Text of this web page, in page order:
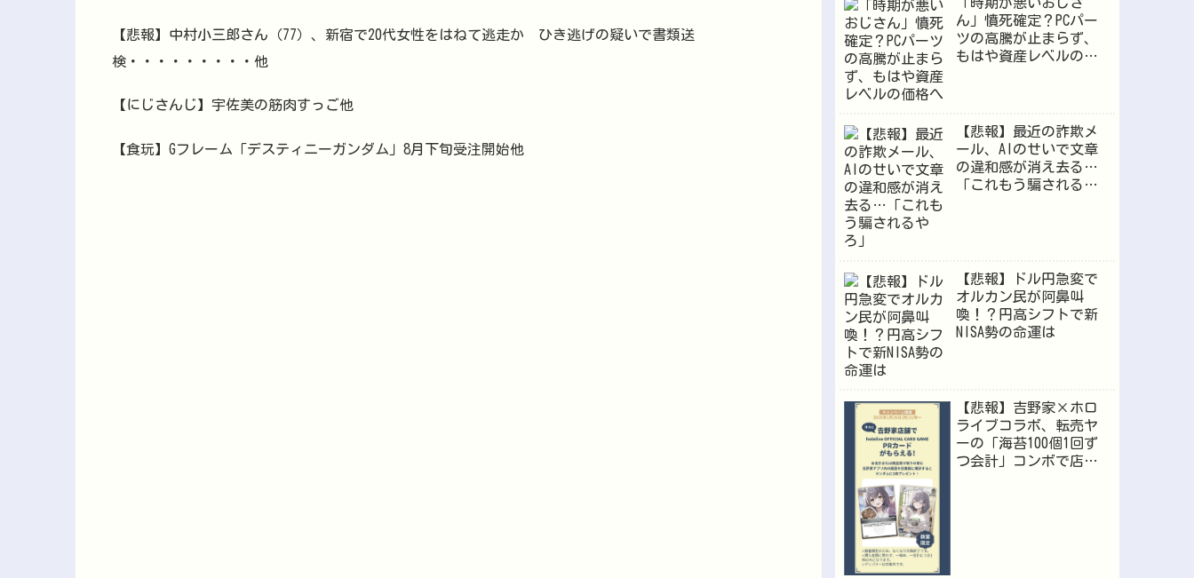
【悲報】中村小三郎さん（77）、新宿で20代女性をはねて逃走か ひき逃げの疑いで書類送
検・・・・・・・・・他
【にじさんじ】宇佐美の筋肉すっご他
【食玩】Gフレーム「デスティニーガンダム」8月下旬受注開始他
ん」憤死確定？PCパー
ツの高騰が止まらず、
もはや資産レベルの価
【悲報】最近の詐欺メ
ール、AIのせいで文章
の違和感が消え去る…
「これもう騙されるや
【悲報】ドル円急変で
オルカン民が阿鼻叫
喚！？円高シフトで新
NISA勢の命運は
【悲報】吉野家×ホロ
ライブコラボ、転売ヤ
ーの「海苔100個1回ず
つ会計」コンボで店員